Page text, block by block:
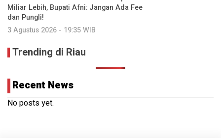
Miliar Lebih, Bupati Afni: Jangan Ada Fee
dan Pungli!
3 Agustus 2026 - 19:35 WIB
Trending di Riau
Recent News
No posts yet.